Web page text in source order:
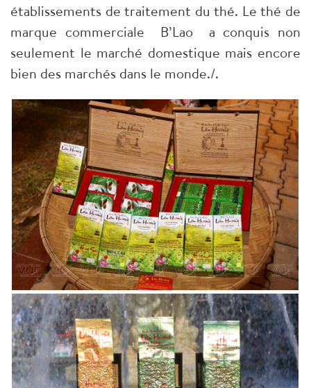
établissements de traitement du thé. Le thé de
marque commerciale B’Lao a conquis non
seulement le marché domestique mais encore
bien des marchés dans le monde./.